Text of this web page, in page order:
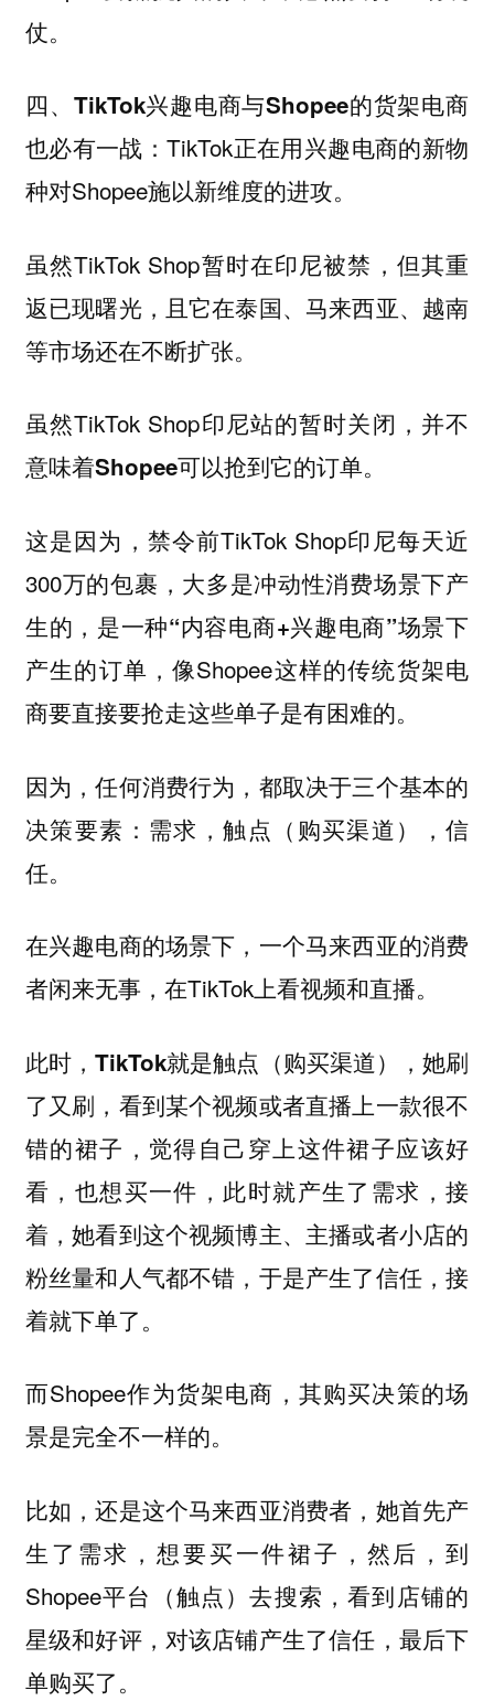
仗。
四、TikTok兴趣电商与Shopee的货架电商
也必有一战：TikTok正在用兴趣电商的新物
种对Shopee施以新维度的进攻。
虽然TikTok Shop暂时在印尼被禁，但其重
返已现曙光，且它在泰国、马来西亚、越南
等市场还在不断扩张。
虽然TikTok Shop印尼站的暂时关闭， 并不
意味着Shopee可以抢到它的订单。
这是因为，禁令前TikTok Shop印尼每天近
300万的包裹，大多是冲动性消费场景下产
生的，是一种“内容电商+兴趣电商”场景下
产生的订单，像Shopee这样的传统货架电
商要直接要抢走这些单子是有困难的。
因为，任何消费行为，都取决于三个基本的
决策要素： 需求，触点（购买渠道），信
任。
在兴趣电商的场景下， 一个马来西亚的消费
者闲来无事，在TikTok上看视频和直播。
此时，TikTok就是触点（购买渠道）
，她刷
了又刷，看到某个视频或者直播上一款很不
错的裙子，觉得自己穿上这件裙子应该好
看，也想买一件， 此时就产生了需求 ，接
着，她看到这个视频博主、主播或者小店的
粉丝量和人气都不错，于是产生了信任，接
着就下单了。
而Shopee作为货架电商，其购买决策的场
景是完全不一样的。
比如，还是这个马来西亚消费者， 她首先产
生了需求，想要买一件裙子，然后，到
Shopee平台 （触点）去搜索，看到店铺的
星级和好评，对该店铺产生了信任，最后下
单购买了。